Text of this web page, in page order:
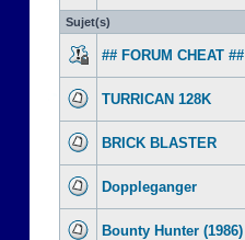
Sujet(s)
## FORUM CHEAT ##
TURRICAN 128K
BRICK BLASTER
Doppleganger
Bounty Hunter (1986)